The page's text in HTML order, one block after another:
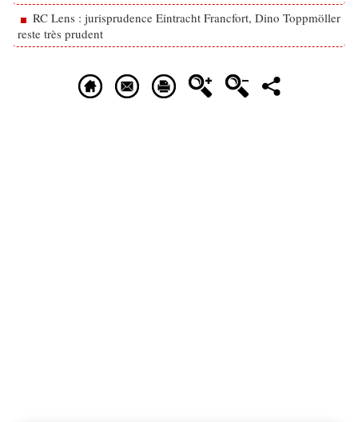
RC Lens : jurisprudence Eintracht Francfort, Dino Toppmöller
reste très prudent